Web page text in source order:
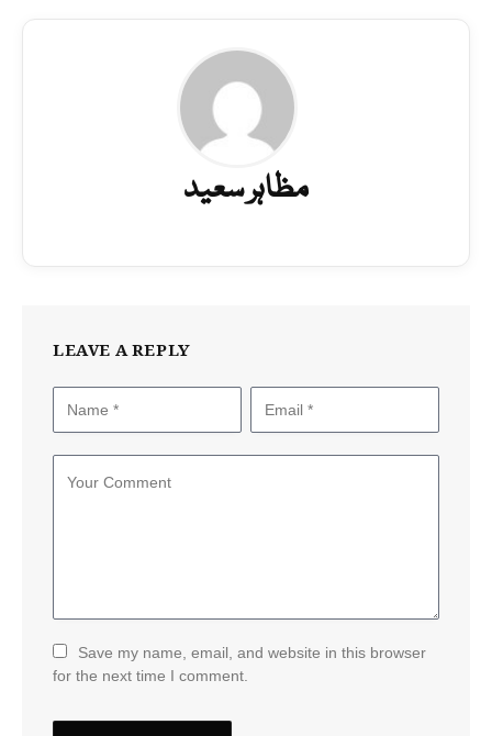
مظاہر سعید
LEAVE A REPLY
Save my name, email, and website in this browser
for the next time I comment.